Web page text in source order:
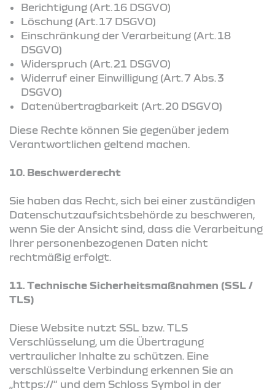
Berichtigung (Art. 16 DSGVO)
Löschung (Art. 17 DSGVO)
Einschränkung der Verarbeitung (Art. 18
DSGVO)
Widerspruch (Art. 21 DSGVO)
Widerruf einer Einwilligung (Art. 7 Abs. 3
DSGVO)
Datenübertragbarkeit (Art. 20 DSGVO)
Diese Rechte können Sie gegenüber jedem
Verantwortlichen geltend machen.
10. Beschwerderecht
Sie haben das Recht, sich bei einer zuständigen
Datenschutzaufsichtsbehörde zu beschweren,
wenn Sie der Ansicht sind, dass die Verarbeitung
Ihrer personenbezogenen Daten nicht
rechtmäßig erfolgt.
11. Technische Sicherheitsmaßnahmen (SSL /
TLS)
Diese Website nutzt SSL bzw. TLS
Verschlüsselung, um die Übertragung
vertraulicher Inhalte zu schützen. Eine
verschlüsselte Verbindung erkennen Sie an
„https://“ und dem Schloss Symbol in der